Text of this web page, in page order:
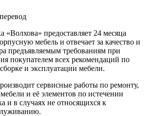
«Волхова» предоставляет 24 месяца
мебель и отвечает за качество и
предъяв­ляе­мым требованиям при
покупателем всех рекомендаций по
и эксплуатации мебели.
сервисные работы по ремонту,
и её элементов по истечении
и в случаях не относящихся к